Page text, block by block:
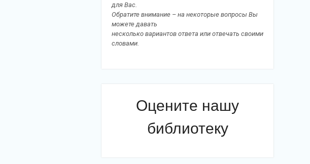
для Вас.
Обратите внимание – на некоторые вопросы Вы
можете давать
несколько вариантов ответа или отвечать своими
словами.
Оцените нашу
библиотеку